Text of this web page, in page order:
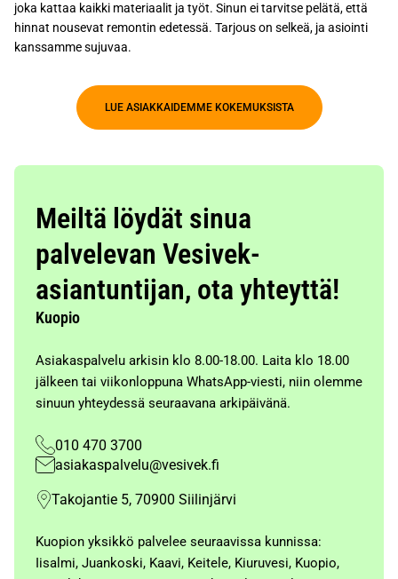
joka kattaa kaikki materiaalit ja työt. Sinun ei tarvitse pelätä, että
hinnat nousevat remontin edetessä. Tarjous on selkeä, ja asiointi
kanssamme sujuvaa.
LUE ASIAKKAIDEMME KOKEMUKSISTA
Meiltä löydät sinua
palvelevan Vesivek-
asiantuntijan, ota yhteyttä!
Kuopio
Asiakaspalvelu arkisin klo 8.00-18.00. Laita klo 18.00
jälkeen tai viikonloppuna WhatsApp-viesti, niin olemme
sinuun yhteydessä seuraavana arkipäivänä.
010 470 3700
asiakaspalvelu@vesivek.fi
Takojantie 5, 70900 Siilinjärvi
Kuopion yksikkö palvelee seuraavissa kunnissa:
Iisalmi, Juankoski, Kaavi, Keitele, Kiuruvesi, Kuopio,